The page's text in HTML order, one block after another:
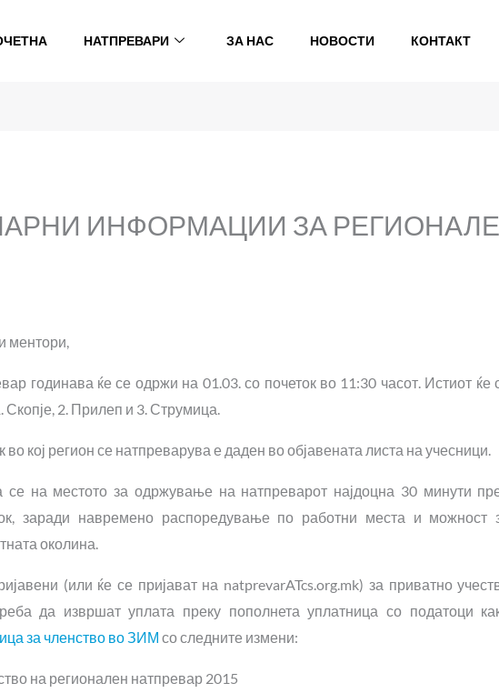
НАТПРЕВАРИ ЗА НАС НОВОСТИ КОНТАКТ
ИНФОРМАЦИИ ЗА
ментори,
годинава ќе се одржи на 01.03. со почеток во 11:30 часот. Истиот ќе
Скопје, 2. Прилеп и 3. Струмица.
во кој регион се натпреварува е даден во објавената листа на учесници.
се на местото за одржување на натпреварот најдоцна 30 минути
заради навремено распоредување по работни места и можност
околина.
(или ќе се пријават на natprevarATcs.org.mk) за приватно
да извршат уплата преку пополнета уплатница со податоци
за членство во ЗИМ со следните измени:
на регионален натпревар 2015